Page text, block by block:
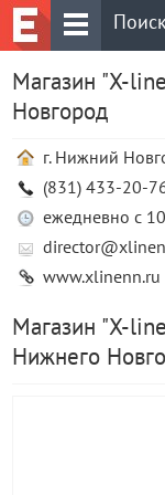
Магазин "X-
Новгород
г. Нижний
(831) 433-20-
ежедневно с
www.xlinenn.ru
Магазин "X-
Нижнего